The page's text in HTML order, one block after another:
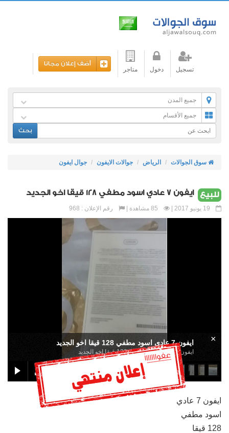
تسجيل دخول متاجر
أضف إعلان مجانا
جميع المدن
جميع الأقسام
بحث
سوق الجوالات الرياض جوالات الايفون جوال ايفون
للبيع ايفون 7 عادي اسود مطفي 128 قيقا اخو الجديد
رقم الإعلان : 968
ايفون 7 عادي اسود مطفي 128 قيقا اخو الجديد
ايفون 7 عادي اسود مطفي 128 قيقا اخو الجديد
×
ايفون 7 عادي
اسود مطفي
128 قيقا